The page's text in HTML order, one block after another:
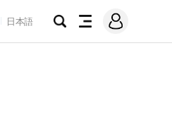
日本語
검
전
메
그